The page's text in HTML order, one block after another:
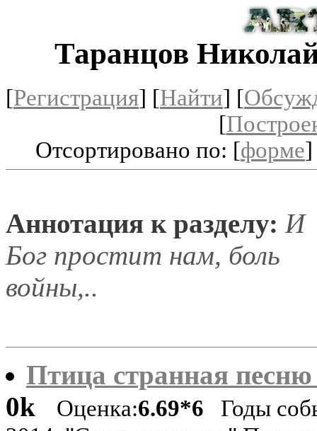
Таранцов
[Регистрация] [Найти] [
[
Отсортировано по: [форме
Аннотация к разделу: И
Бог простит нам, боль
войны,..
Птица странная песню
0k
Оценка:6.69*6 Годы